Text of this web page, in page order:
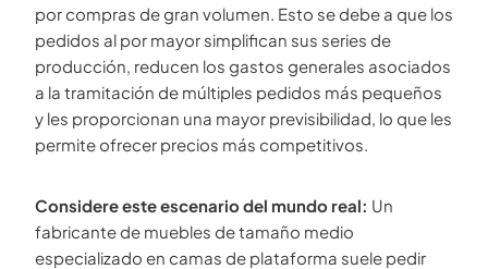
por compras de gran volumen. Esto se debe a que los
pedidos al por mayor simplifican sus series de
producción, reducen los gastos generales asociados
a la tramitación de múltiples pedidos más pequeños
y les proporcionan una mayor previsibilidad, lo que les
permite ofrecer precios más competitivos.
Considere este escenario del mundo real: Un
fabricante de muebles de tamaño medio
especializado en camas de plataforma suele pedir